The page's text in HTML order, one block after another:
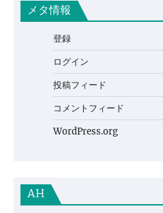
メタ情報
登録
ログイン
投稿フィード
コメントフィード
WordPress.org
AH